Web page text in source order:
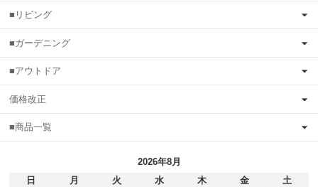
■リビング
■ガーデニング
■アウトドア
価格改正
■商品一覧
2026年8月
日
月 火 水 木 金
土